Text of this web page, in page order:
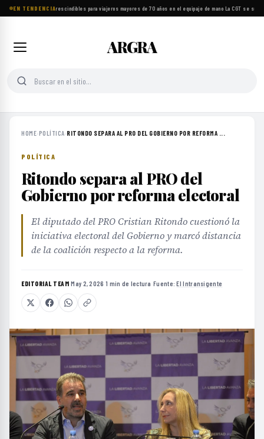
EN TENDENCIA
Ocho objetos imprescindibles para viajeros mayores de 70 años en el equipaje de mano·La CGT se
ARGRA
HOME›POLÍTICA›RITONDO SEPARA AL PRO DEL GOBIERNO POR REFORMA ...
POLÍTICA
Ritondo separa al PRO del
Gobierno por reforma electoral
El diputado del PRO Cristian Ritondo cuestionó la
iniciativa electoral del Gobierno y marcó distancia
de la coalición respecto a la reforma.
EDITORIAL TEAM·May 2, 2026 ·1 min de lectura ·Fuente:El Intransigente